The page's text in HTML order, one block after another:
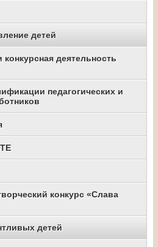
детей
деятельность
педагогических и
конкурс «Слава
детей